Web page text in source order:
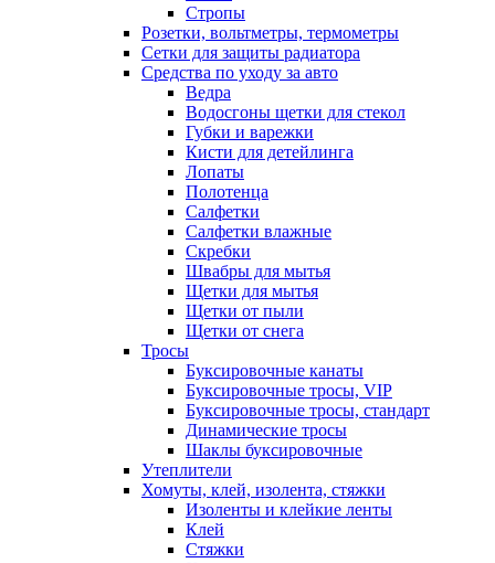
Стропы
Розетки, вольтметры, термометры
Сетки для защиты радиатора
Средства по уходу за авто
Ведра
Водосгоны щетки для стекол
Губки и варежки
Кисти для детейлинга
Лопаты
Полотенца
Салфетки
Салфетки влажные
Скребки
Швабры для мытья
Щетки для мытья
Щетки от пыли
Щетки от снега
Тросы
Буксировочные канаты
Буксировочные тросы, VIP
Буксировочные тросы, стандарт
Динамические тросы
Шаклы буксировочные
Утеплители
Хомуты, клей, изолента, стяжки
Изоленты и клейкие ленты
Клей
Стяжки